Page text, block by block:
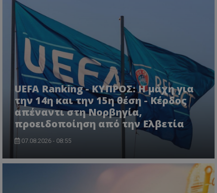
UEFA Ranking - ΚΥΠΡΟΣ: Η μάχη για
την 14η και την 15η θέση - Κέρδος
απέναντι στη Νορβηγία,
προειδοποίηση από την Ελβετία
07.08.2026 - 08:55